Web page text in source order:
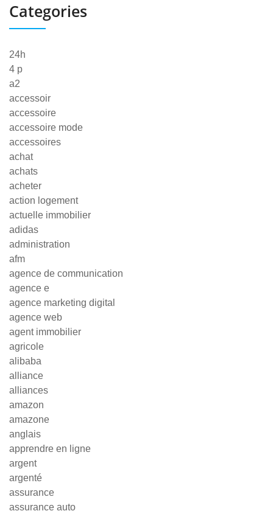
Categories
24h
4 p
a2
accessoir
accessoire
accessoire mode
accessoires
achat
achats
acheter
action logement
actuelle immobilier
adidas
administration
afm
agence de communication
agence e
agence marketing digital
agence web
agent immobilier
agricole
alibaba
alliance
alliances
amazon
amazone
anglais
apprendre en ligne
argent
argenté
assurance
assurance auto